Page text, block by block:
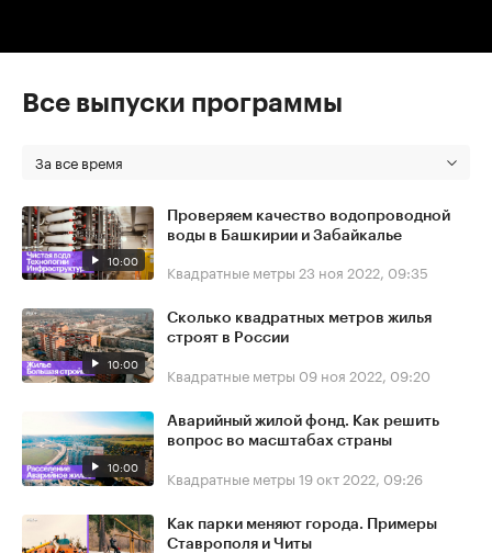
Все выпуски программы
За все время
10:00
Проверяем качество водопроводной
воды в Башкирии и Забайкалье
Квадратные метры 23 ноя 2022, 09:35
10:00
Сколько квадратных метров жилья
строят в России
Квадратные метры 09 ноя 2022, 09:20
10:00
Аварийный жилой фонд. Как решить
вопрос во масштабах страны
Квадратные метры 19 окт 2022, 09:26
Как парки меняют города. Примеры
Ставрополя и Читы